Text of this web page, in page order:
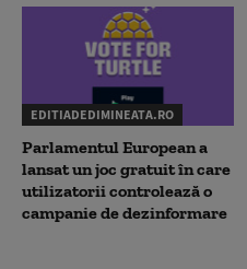
EDITIADEDIMINEATA.RO
Parlamentul European a
lansat un joc gratuit în care
utilizatorii controlează o
campanie de dezinformare